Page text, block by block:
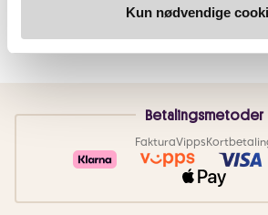
Kun nødvendige
Betalingsmetoder
FakturaVipps